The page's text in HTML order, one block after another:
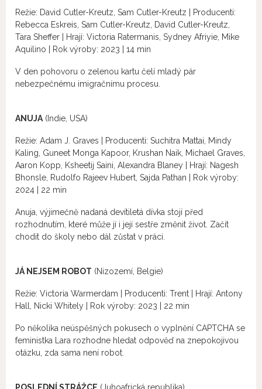
Režie: David Cutler-Kreutz, Sam Cutler-Kreutz | Producenti:
Rebecca Eskreis, Sam Cutler-Kreutz, David Cutler-Kreutz,
Tara Sheffer | Hrají: Victoria Ratermanis, Sydney Afriyie, Mike
Aquilino | Rok výroby: 2023 | 14 min
V den pohovoru o zelenou kartu čelí mladý pár
nebezpečnému imigračnímu procesu.
ANUJA (Indie, USA)
Režie: Adam J. Graves | Producenti: Suchitra Mattai, Mindy
Kaling, Guneet Monga Kapoor, Krushan Naik, Michael Graves,
Aaron Kopp, Ksheetij Saini, Alexandra Blaney | Hrají: Nagesh
Bhonsle, Rudolfo Rajeev Hubert, Sajda Pathan | Rok výroby:
2024 | 22 min
Anuja, výjimečně nadaná devítiletá dívka stojí před
rozhodnutím, které může jí i její sestře změnit život. Začít
chodit do školy nebo dál zůstat v práci.
JÁ NEJSEM ROBOT (Nizozemí, Belgie)
Režie: Victoria Warmerdam | Producenti: Trent | Hrají: Antony
Hall, Nicki Whitely | Rok výroby: 2023 | 22 min
Po několika neúspěšných pokusech o vyplnění CAPTCHA se
feministka Lara rozhodne hledat odpověď na znepokojivou
otázku, zda sama není robot.
POSLEDNÍ STRÁŽCE (Juhoafrická republika)